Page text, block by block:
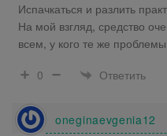
Испачкаться и разлить
На мой взгляд, средство
всем, у кого те же
0
Ответить
oneginaevgenia12